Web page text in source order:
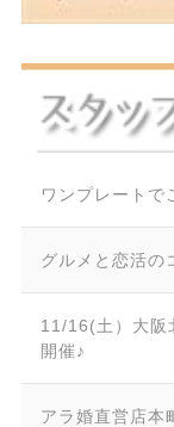
ワンプレートで
グルメと恋活の
11/16(土）大阪
開催♪
アラ婚直営店本